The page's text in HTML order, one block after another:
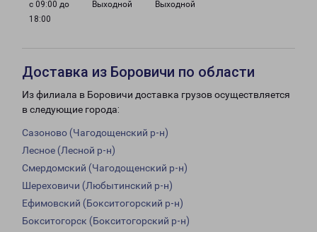
с 09:00 до
18:00
Выходной Выходной
Доставка из Боровичи по области
Из филиала в Боровичи доставка грузов осуществляется
в следующие города:
Сазоново (Чагодощенский р-н)
Лесное (Лесной р-н)
Смердомский (Чагодощенский р-н)
Шереховичи (Любытинский р-н)
Ефимовский (Бокситогорский р-н)
Бокситогорск (Бокситогорский р-н)